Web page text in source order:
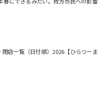
店一覧（日付順）2026【ひらつーま